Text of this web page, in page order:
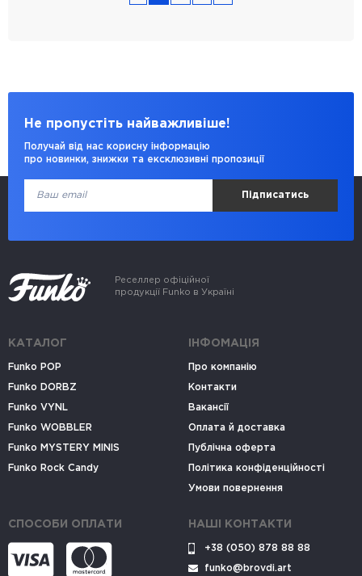
Не пропустіть найважливіше!
Получай від нас корисну інформацію
про новинки, знижки та ексклюзивні пропозиції
Підписатись
Реселлер офіційної
продукції Funko в Україні
КАТАЛОГ
Funko POP
Funko DORBZ
Funko VYNL
Funko WOBBLER
Funko MYSTERY MINIS
Funko Rock Candy
ІНФОМАЦІЯ
Про компанію
Контакти
Вакансії
Оплата й доставка
Публічна оферта
Політика конфіденційності
Умови повернення
СПОСОБИ ОПЛАТИ НАШІ КОНТАКТИ
+38 (050) 878 88 88
funko@brovdi.art